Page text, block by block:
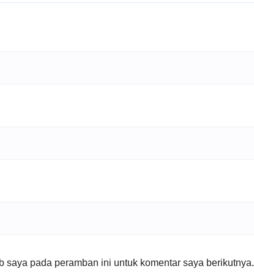
saya pada peramban ini untuk komentar saya berikutnya.